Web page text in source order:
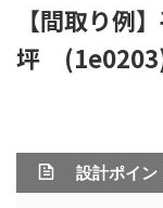
【間取り
坪
設計ポイン